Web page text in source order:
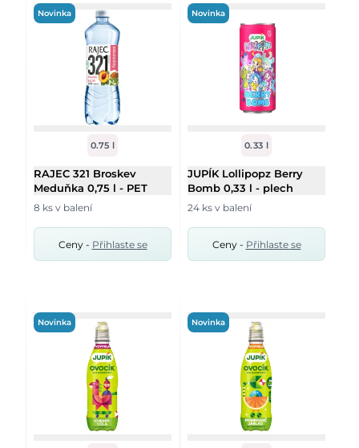
Novinka
0.75 l
RAJEC 321 Broskev
Meduňka 0,75 l - PET
8 ks v balení
Ceny - Přihlaste se
Novinka
0.33 l
JUPÍK Lollipopz Berry
Bomb 0,33 l - plech
24 ks v balení
Ceny - Přihlaste se
Novinka Novinka